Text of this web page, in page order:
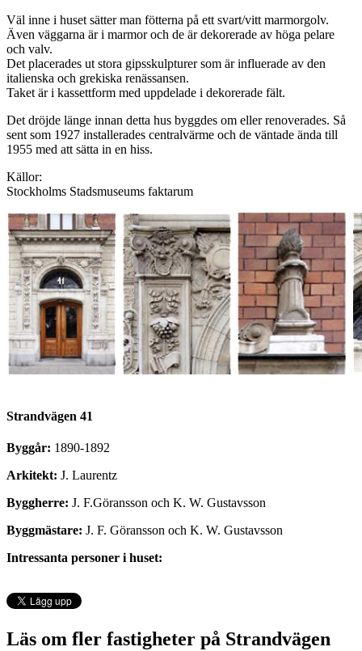
Väl inne i huset sätter man fötterna på ett svart/vitt marmorgolv.
Även väggarna är i marmor och de är dekorerade av höga pelare
och valv.
Det placerades ut stora gipsskulpturer som är influerade av den
italienska och grekiska renässansen.
Taket är i kassettform med uppdelade i dekorerade fält.
Det dröjde länge innan detta hus byggdes om eller renoverades. Så
sent som 1927 installerades centralvärme och de väntade ända till
1955 med att sätta in en hiss.
Källor:
Stockholms Stadsmuseums faktarum
Strandvägen 41
Byggår: 1890-1892
Arkitekt: J. Laurentz
Byggherre: J. F.Göransson och K. W. Gustavsson
Byggmästare: J. F. Göransson och K. W. Gustavsson
Intressanta personer i huset:
Läs om fler fastigheter på Strandvägen